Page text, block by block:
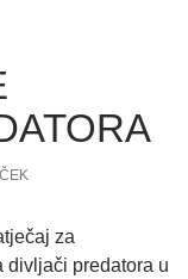
za
divljači predatora u